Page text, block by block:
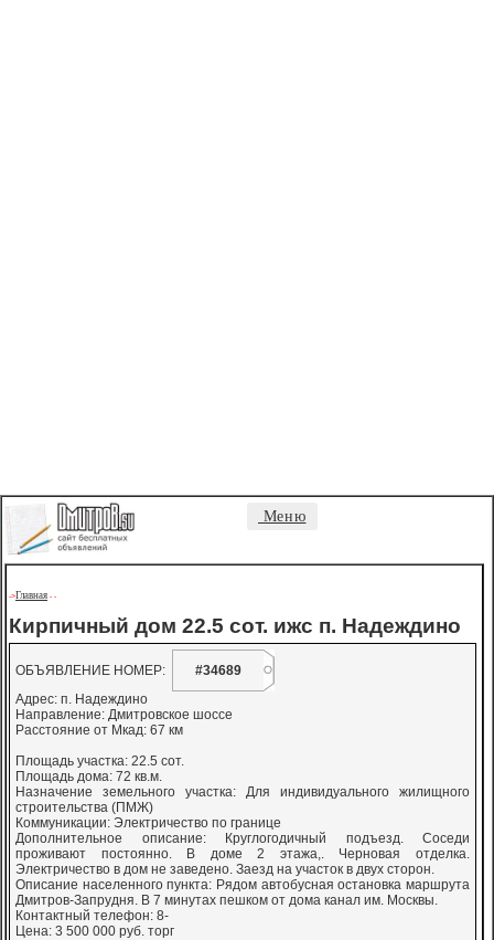
Меню
->Главная - -
Кирпичный дом 22.5 сот. ижс п. Надеждино
ОБЪЯВЛЕНИЕ НОМЕР:
#34689
Адрес: п. Надеждино
Направление: Дмитровское шоссе
Расстояние от Мкад: 67 км
Площадь участка: 22.5 сот.
Площадь дома: 72 кв.м.
Назначение земельного участка: Для индивидуального жилищного
строительства (ПМЖ)
Коммуникации: Электричество по границе
Дополнительное описание: Круглогодичный подъезд. Соседи
проживают постоянно. В доме 2 этажа,. Черновая отделка.
Электричество в дом не заведено. Заезд на участок в двух сторон.
Описание населенного пункта: Рядом автобусная остановка маршрута
Дмитров-Запрудня. В 7 минутах пешком от дома канал им. Москвы.
Контактный телефон: 8-
Цена: 3 500 000 руб. торг